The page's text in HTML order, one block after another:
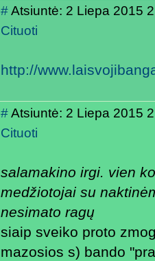
#Atsiuntė: 2 Liepa 2015
Cituoti
http://
#Atsiuntė: 2 Liepa 2015
Cituoti
salamakino irgi. vien
medžiotojai su
nesimato ragų
siaip sveiko proto
mazosios s) bando